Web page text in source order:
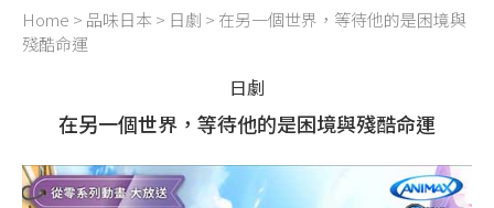
Home > 品味日本 > 日劇 > 在另一個世界，等待他的是困境與
殘酷命運
日劇
在另一個世界，等待他的是困境與殘酷命運